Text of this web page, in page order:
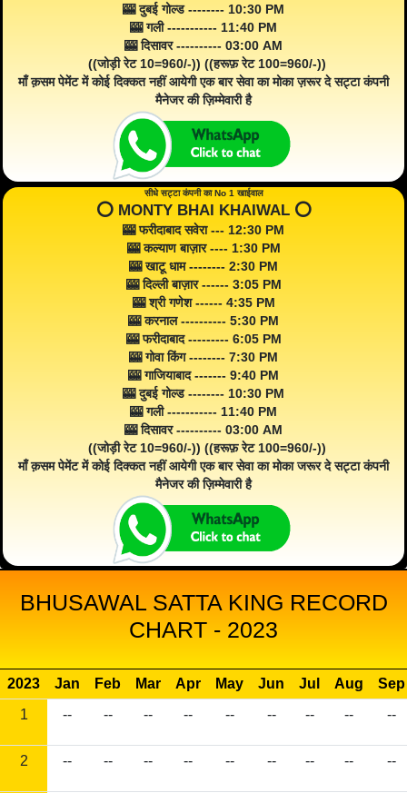
🎰 दुबई गोल्ड -------- 10:30 PM
🎰 गली ----------- 11:40 PM
🎰 दिसावर ---------- 03:00 AM
((जोड़ी रेट 10=960/-)) ((हरूफ़ रेट 100=960/-))
माँ क़सम पेमेंट में कोई दिक्कत नहीं आयेगी एक बार सेवा का मोका ज़रूर दे सट्टा कंपनी
मैनेजर की ज़िम्मेवारी है
सीधे सट्टा कंपनी का No 1 खाईवाल
⭕️ MONTY BHAI KHAIWAL ⭕️
🎰 फरीदाबाद सवेरा --- 12:30 PM
🎰 कल्याण बाज़ार ---- 1:30 PM
🎰 खाटू धाम -------- 2:30 PM
🎰 दिल्ली बाज़ार ------ 3:05 PM
🎰 श्री गणेश ------ 4:35 PM
🎰 करनाल ---------- 5:30 PM
🎰 फरीदाबाद --------- 6:05 PM
🎰 गोवा किंग -------- 7:30 PM
🎰 गाजियाबाद ------- 9:40 PM
🎰 दुबई गोल्ड -------- 10:30 PM
🎰 गली ----------- 11:40 PM
🎰 दिसावर ---------- 03:00 AM
((जोड़ी रेट 10=960/-)) ((हरूफ़ रेट 100=960/-))
माँ क़सम पेमेंट में कोई दिक्कत नहीं आयेगी एक बार सेवा का मोका जरूर दे सट्टा कंपनी
मैनेजर की ज़िम्मेवारी है
BHUSAWAL SATTA KING RECORD
CHART - 2023
2023 Jan Feb Mar Apr May Jun Jul Aug
Sep
1
-- -- -- -- -- -- -- -- --
2 -- -- -- -- -- -- -- -- --